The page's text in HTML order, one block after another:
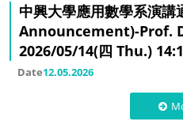
中興大學應用數學系演
Announcement)-Prof.
2026/05/14(四 Thu.)
Date12.05.2026